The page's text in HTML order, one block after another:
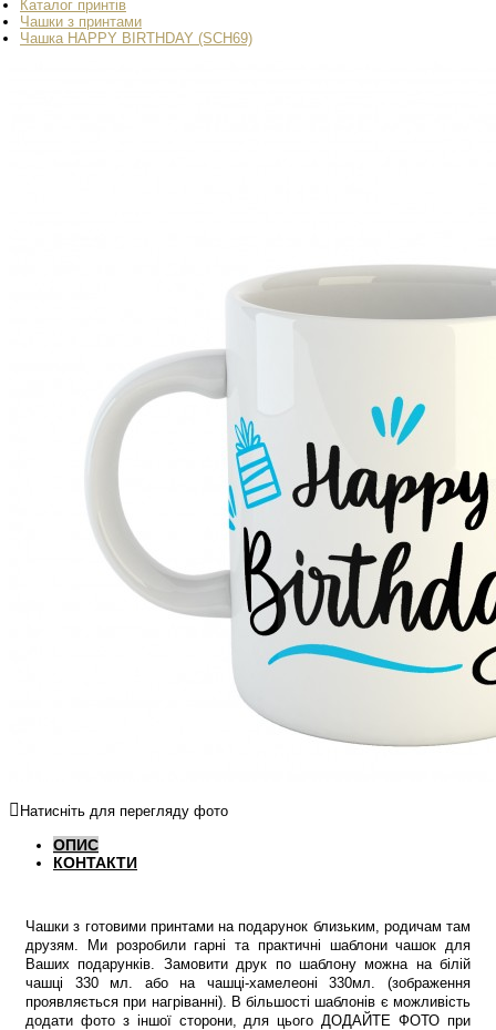
Каталог принтів
Чашки з принтами
Чашка HAPPY BIRTHDAY (SCH69)
Натисніть для перегляду фото
ОПИС
КОНТАКТИ
Чашки з готовими принтами на подарунок близьким, родичам там
друзям. Ми розробили гарні та практичні шаблони чашок для
Ваших подарунків. Замовити друк по шаблону можна на білій
чашці 330 мл. або на чашці-хамелеоні 330мл. (зображення
проявляється при нагріванні). В більшості шаблонів є можливість
додати фото з іншої сторони, для цього ДОДАЙТЕ ФОТО при